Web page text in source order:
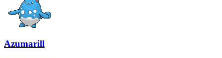
Azumarill